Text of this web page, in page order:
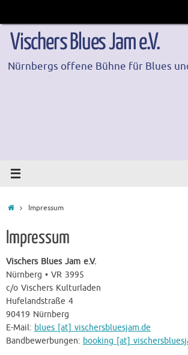
springen
Vischers Blues Jam e.V.
Nürnbergs offene Bühne für Blues
StartImpressum
Impressum
Vischers Blues Jam e.V.
Nürnberg • VR 3995
c/o Vischers Kulturladen
Hufelandstraße 4
90419 Nürnberg
E-Mail: blues [at] vischersbluesjam.de
Bandbewerbungen: booking [at]